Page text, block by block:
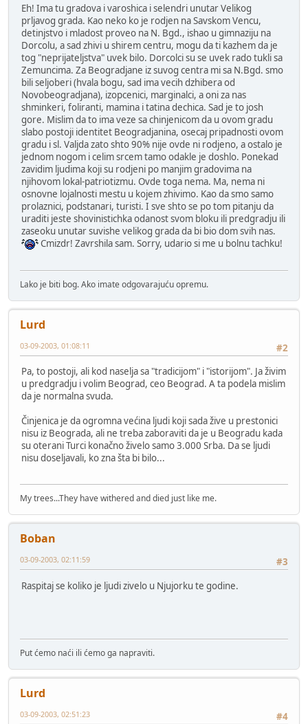
Eh! Ima tu gradova i varoshica i selendri unutar Velikog
prljavog grada. Kao neko ko je rodjen na Savskom Vencu,
detinjstvo i mladost proveo na N. Bgd., ishao u gimnaziju na
Dorcolu, a sad zhivi u shirem centru, mogu da ti kazhem da je
tog "neprijateljstva" uvek bilo. Dorcolci su se uvek rado tukli sa
Zemuncima. Za Beogradjane iz suvog centra mi sa N.Bgd. smo
bili seljoberi (hvala bogu, sad ima vecih dzhibera od
Novobeogradjana), izopcenici, marginalci, a oni za nas
shminkeri, foliranti, mamina i tatina dechica. Sad je to josh
gore. Mislim da to ima veze sa chinjenicom da u ovom gradu
slabo postoji identitet Beogradjanina, osecaj pripadnosti ovom
gradu i sl. Valjda zato shto 90% nije ovde ni rodjeno, a ostalo je
jednom nogom i celim srcem tamo odakle je doshlo. Ponekad
zavidim ljudima koji su rodjeni po manjim gradovima na
njihovom lokal-patriotizmu. Ovde toga nema. Ma, nema ni
osnovne lojalnosti mestu u kojem zhivimo. Kao da smo samo
prolaznici, podstanari, turisti. I sve shto se po tom pitanju da
uraditi jeste shovinistichka odanost svom bloku ili predgradju ili
zaseoku unutar suvishe velikog grada da bi bio dom svih nas.
Cmizdr! Zavrshila sam. Sorry, udario si me u bolnu tachku!
Lako je biti bog. Ako imate odgovarajuću opremu.
Lurd
#2
03-09-2003, 01:08:11
Pa, to postoji, ali kod naselja sa "tradicijom" i "istorijom". Ja živim
u predgradju i volim Beograd, ceo Beograd. A ta podela mislim
da je normalna svuda.
Činjenica je da ogromna većina ljudi koji sada žive u prestonici
nisu iz Beograda, ali ne treba zaboraviti da je u Beogradu kada
su oterani Turci konačno živelo samo 3.000 Srba. Da se ljudi
nisu doseljavali, ko zna šta bi bilo...
My trees...They have withered and died just like me.
Boban
#3
03-09-2003, 02:11:59
Raspitaj se koliko je ljudi zivelo u Njujorku te godine.
Put ćemo naći ili ćemo ga napraviti.
Lurd
#4
03-09-2003, 02:51:23